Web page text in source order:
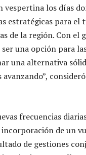
los días
estratégicas para el
de la región. Con el
una opción para
una alternativa
frecuencias
incorporación de un
de gestiones